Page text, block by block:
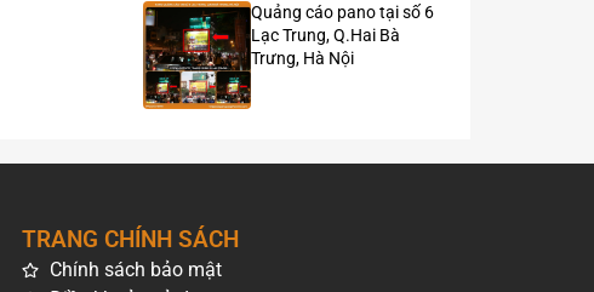
Quảng cáo pano tại số 6
Lạc Trung, Q.Hai Bà
Trưng, Hà Nội
TRANG CHÍNH SÁCH
Chính sách bảo mật